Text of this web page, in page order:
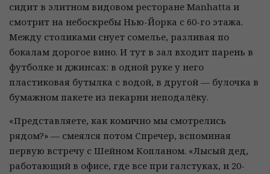
сидит в элитном видовом ресторане Manhatta и
смотрит на небоскребы Нью-Йорка с 60-го этажа.
Между столиками снует сомелье, разливая по
бокалам дорогое вино. И тут в зал входит парень в
футболке и джинсах: в одной руке у него
пластиковая бутылка с водой, в другой — булочка в
бумажном пакете из пекарни неподалёку.
«Представляете, как комично мы смотрелись
рядом?» — смеялся потом Спречер, вспоминая
первую встречу с Шейном Копланом. «Лысый дед,
работающий в офисе, где все при галстуках, и 20-